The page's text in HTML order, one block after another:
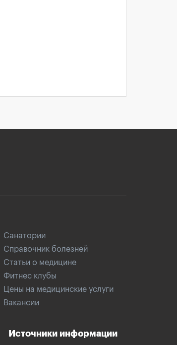
Санатории
Справочник болезней
Статьи о медицине
Фитнес клубы
Цены на медицинские услуги
Вакансии
Источники информации